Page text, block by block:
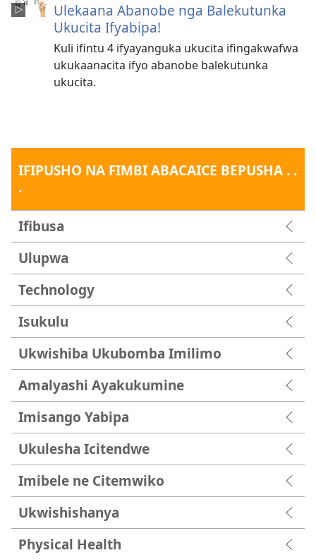
Ulekaana Abanobe nga Balekutunka
Ukucita Ifyabipa!
Kuli ifintu 4 ifyayanguka ukucita ifingakwafwa
ukukaanacita ifyo abanobe balekutunka
ukucita.
IFIPUSHO NA FIMBI ABACAICE BEPUSHA . .
.
Ifibusa
Ulupwa
Technology
Isukulu
Ukwishiba Ukubomba Imilimo
Amalyashi Ayakukumine
Imisango Yabipa
Ukulesha Icitendwe
Imibele ne Citemwiko
Ukwishishanya
Physical Health